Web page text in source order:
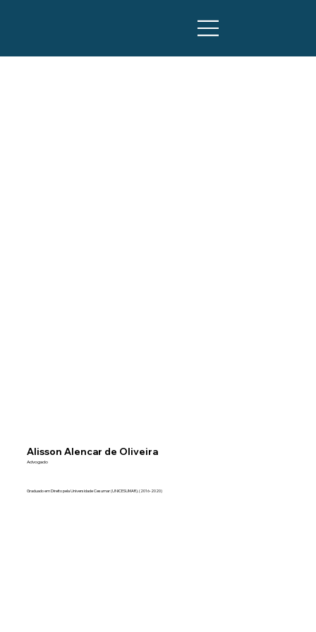
Alisson Alencar de Oliveira
Advogado
Graduado em Direito pela Universidade Cesumar (UNICESUMAR). (2016-2020)